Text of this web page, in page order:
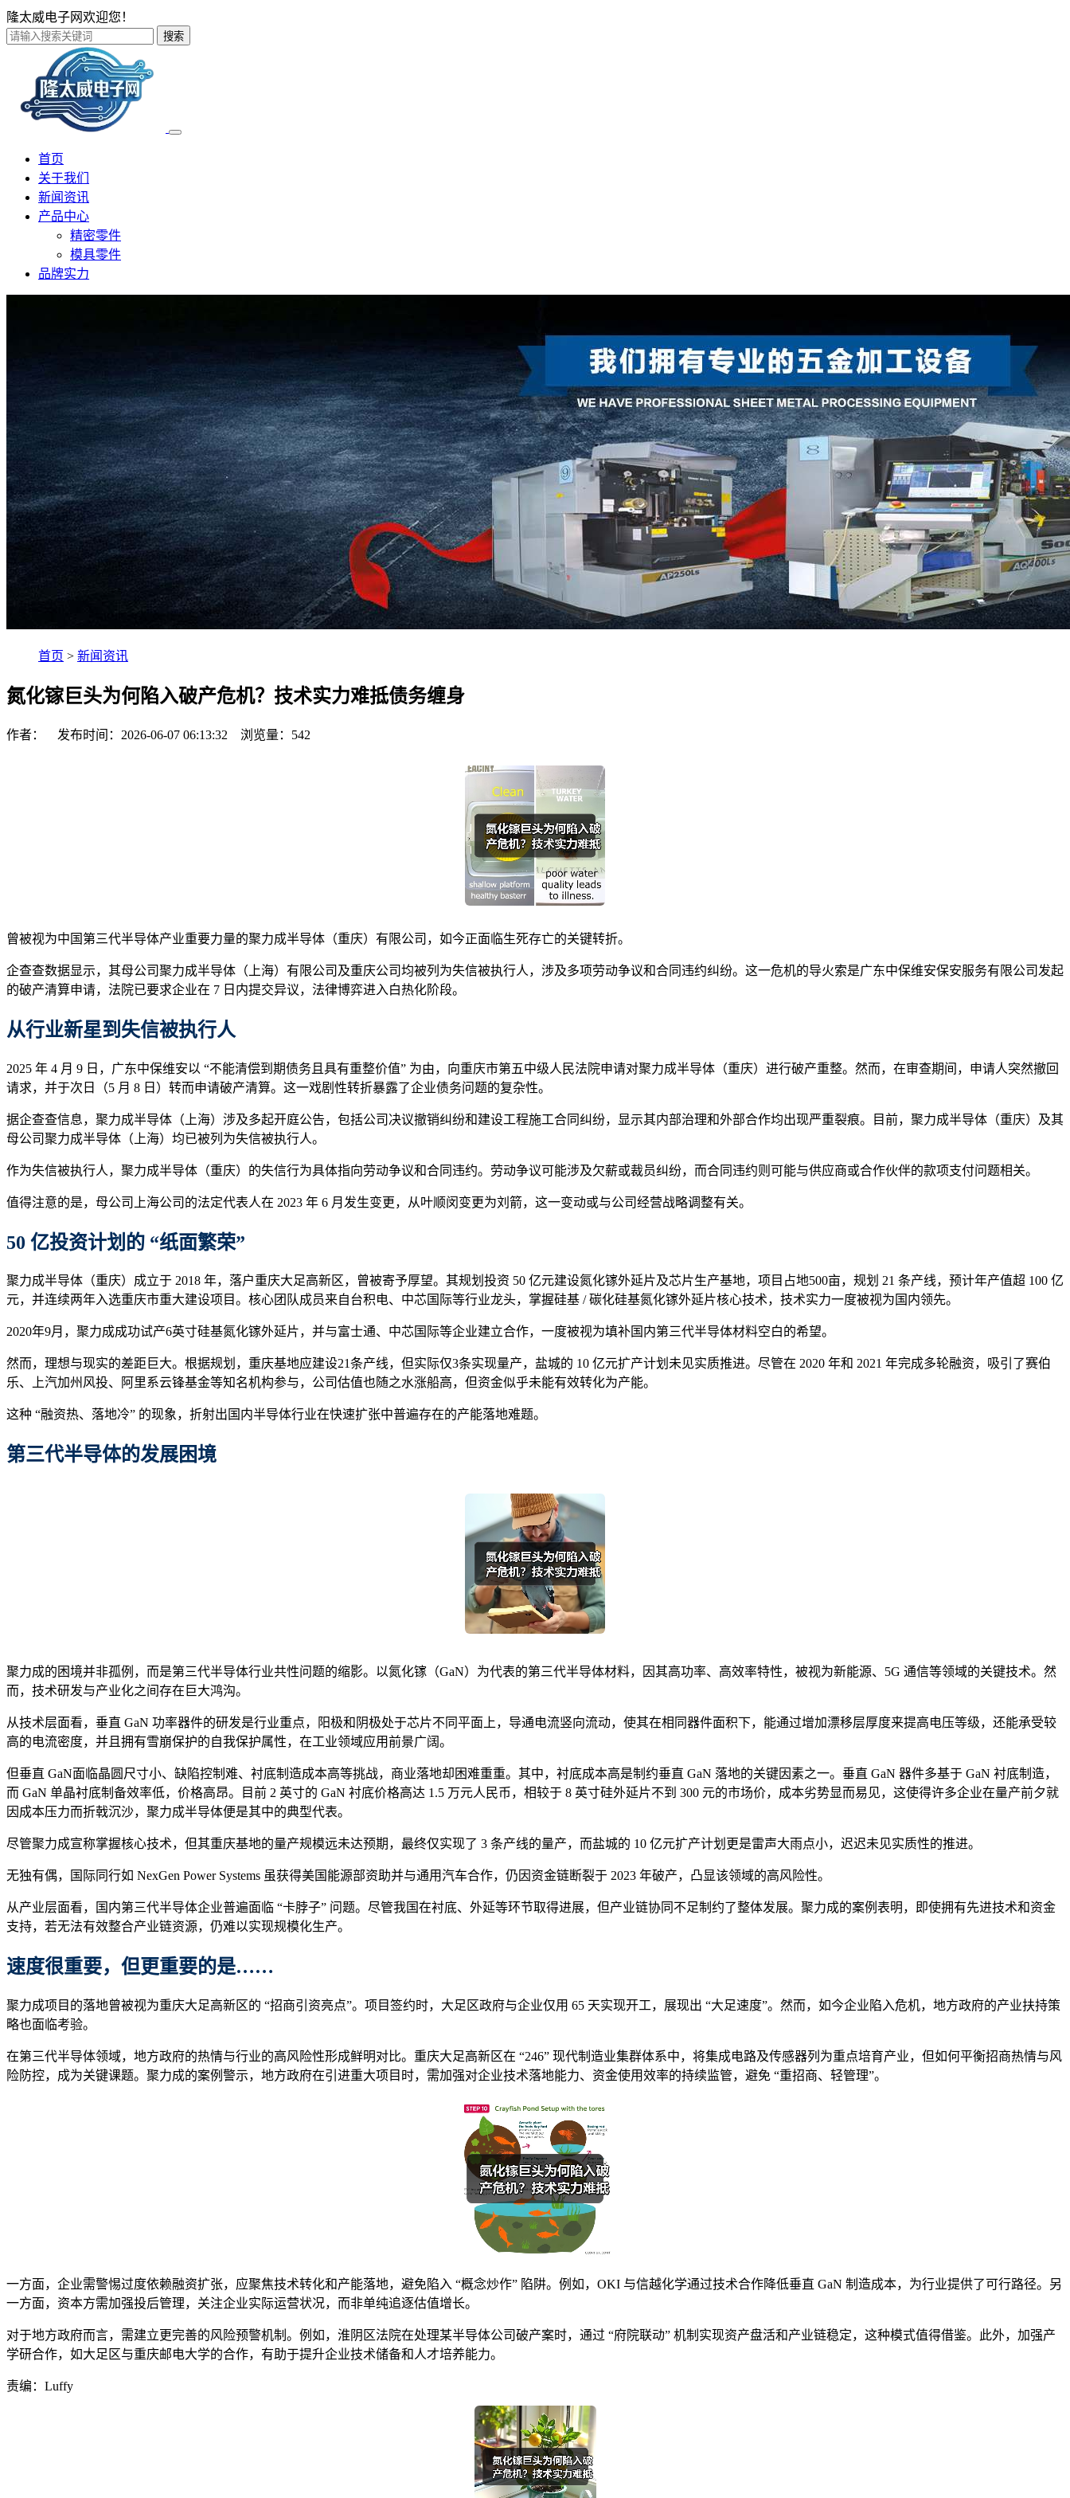
隆太威电子网欢迎您！
搜索
首页
关于我们
新闻资讯
产品中心
精密零件
模具零件
品牌实力
首页 > 新闻资讯
氮化镓巨头为何陷入破产危机？技术实力难抵债务缠身
作者： 发布时间：2026-06-07 06:13:32 浏览量： 542
曾被视为中国第三代半导体产业重要力量的聚力成半导体（重庆）有限公司，如今正面临生死存亡的关键转折。
企查查数据显示，其母公司聚力成半导体（上海）有限公司及重庆公司均被列为失信被执行人，涉及多项劳动争议和合同违约纠纷。这一危机的导火索是广东中保维安保安服务有限公司发起
的破产清算申请，法院已要求企业在 7 日内提交异议，法律博弈进入白热化阶段。
从行业新星到失信被执行人
2025 年 4 月 9 日，广东中保维安以 “不能清偿到期债务且具有重整价值” 为由，向重庆市第五中级人民法院申请对聚力成半导体（重庆）进行破产重整。然而，在审查期间，申请人突然撤回
请求，并于次日（5 月 8 日）转而申请破产清算。这一戏剧性转折暴露了企业债务问题的复杂性。
据企查查信息，聚力成半导体（上海）涉及多起开庭公告，包括公司决议撤销纠纷和建设工程施工合同纠纷，显示其内部治理和外部合作均出现严重裂痕。目前，聚力成半导体（重庆）及其
母公司聚力成半导体（上海）均已被列为失信被执行人。
作为失信被执行人，聚力成半导体（重庆）的失信行为具体指向劳动争议和合同违约。劳动争议可能涉及欠薪或裁员纠纷，而合同违约则可能与供应商或合作伙伴的款项支付问题相关。
值得注意的是，母公司上海公司的法定代表人在 2023 年 6 月发生变更，从叶顺闵变更为刘箭，这一变动或与公司经营战略调整有关。
50 亿投资计划的 “纸面繁荣”
聚力成半导体（重庆）成立于 2018 年，落户重庆大足高新区，曾被寄予厚望。其规划投资 50 亿元建设氮化镓外延片及芯片生产基地，项目占地500亩，规划 21 条产线，预计年产值超 100 亿
元，并连续两年入选重庆市重大建设项目。核心团队成员来自台积电、中芯国际等行业龙头，掌握硅基 / 碳化硅基氮化镓外延片核心技术，技术实力一度被视为国内领先。
2020年9月，聚力成成功试产6英寸硅基氮化镓外延片，并与富士通、中芯国际等企业建立合作，一度被视为填补国内第三代半导体材料空白的希望。
然而，理想与现实的差距巨大。根据规划，重庆基地应建设21条产线，但实际仅3条实现量产，盐城的 10 亿元扩产计划未见实质推进。尽管在 2020 年和 2021 年完成多轮融资，吸引了赛伯
乐、上汽加州风投、阿里系云锋基金等知名机构参与，公司估值也随之水涨船高，但资金似乎未能有效转化为产能。
这种 “融资热、落地冷” 的现象，折射出国内半导体行业在快速扩张中普遍存在的产能落地难题。
第三代半导体的发展困境
聚力成的困境并非孤例，而是第三代半导体行业共性问题的缩影。以氮化镓（GaN）为代表的第三代半导体材料，因其高功率、高效率特性，被视为新能源、5G 通信等领域的关键技术。然
而，技术研发与产业化之间存在巨大鸿沟。
从技术层面看，垂直 GaN 功率器件的研发是行业重点，阳极和阴极处于芯片不同平面上，导通电流竖向流动，使其在相同器件面积下，能通过增加漂移层厚度来提高电压等级，还能承受较
高的电流密度，并且拥有雪崩保护的自我保护属性，在工业领域应用前景广阔。
但垂直 GaN面临晶圆尺寸小、缺陷控制难、衬底制造成本高等挑战，商业落地却困难重重。其中，衬底成本高是制约垂直 GaN 落地的关键因素之一。垂直 GaN 器件多基于 GaN 衬底制造，
而 GaN 单晶衬底制备效率低，价格高昂。目前 2 英寸的 GaN 衬底价格高达 1.5 万元人民币，相较于 8 英寸硅外延片不到 300 元的市场价，成本劣势显而易见，这使得许多企业在量产前夕就
因成本压力而折戟沉沙，聚力成半导体便是其中的典型代表。
尽管聚力成宣称掌握核心技术，但其重庆基地的量产规模远未达预期，最终仅实现了 3 条产线的量产，而盐城的 10 亿元扩产计划更是雷声大雨点小，迟迟未见实质性的推进。
无独有偶，国际同行如 NexGen Power Systems 虽获得美国能源部资助并与通用汽车合作，仍因资金链断裂于 2023 年破产，凸显该领域的高风险性。
从产业层面看，国内第三代半导体企业普遍面临 “卡脖子” 问题。尽管我国在衬底、外延等环节取得进展，但产业链协同不足制约了整体发展。聚力成的案例表明，即使拥有先进技术和资金
支持，若无法有效整合产业链资源，仍难以实现规模化生产。
速度很重要，但更重要的是……
聚力成项目的落地曾被视为重庆大足高新区的 “招商引资亮点”。项目签约时，大足区政府与企业仅用 65 天实现开工，展现出 “大足速度”。然而，如今企业陷入危机，地方政府的产业扶持策
略也面临考验。
在第三代半导体领域，地方政府的热情与行业的高风险性形成鲜明对比。重庆大足高新区在 “246” 现代制造业集群体系中，将集成电路及传感器列为重点培育产业，但如何平衡招商热情与风
险防控，成为关键课题。聚力成的案例警示，地方政府在引进重大项目时，需加强对企业技术落地能力、资金使用效率的持续监管，避免 “重招商、轻管理”。
一方面，企业需警惕过度依赖融资扩张，应聚焦技术转化和产能落地，避免陷入 “概念炒作” 陷阱。例如，OKI 与信越化学通过技术合作降低垂直 GaN 制造成本，为行业提供了可行路径。另
一方面，资本方需加强投后管理，关注企业实际运营状况，而非单纯追逐估值增长。
对于地方政府而言，需建立更完善的风险预警机制。例如，淮阴区法院在处理某半导体公司破产案时，通过 “府院联动” 机制实现资产盘活和产业链稳定，这种模式值得借鉴。此外，加强产
学研合作，如大足区与重庆邮电大学的合作，有助于提升企业技术储备和人才培养能力。
责编：Luffy